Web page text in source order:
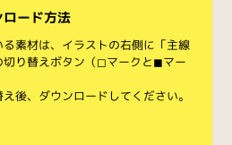
ード方法
素材は、イラストの右側に「主線
切り替えボタン（◻︎マークと◼︎マー
後、ダウンロードしてください。